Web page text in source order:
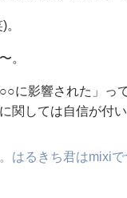
。
に影響された」っ
関しては自信が付
はるきち君はmixi